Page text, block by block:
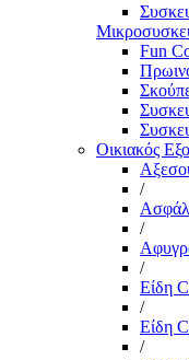
Fun
Οικιακός
/
/
/
Είδη
/
Είδη
/